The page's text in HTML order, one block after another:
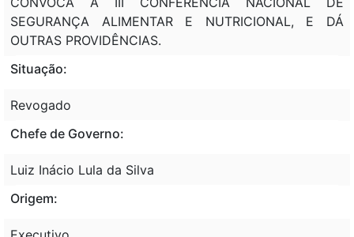
SEGURANÇA ALIMENTAR E NUTRICIONAL, E DÁ
OUTRAS PROVIDÊNCIAS.
Situação:
Revogado
Chefe de Governo:
Luiz Inácio Lula da Silva
Origem: